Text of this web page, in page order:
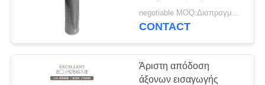
απορρόφησης
πετρελαίου
negotiable MOQ:Διαπραγματεύσιμο
CONTACT
Άριστη απόδοση
άξονων εισαγωγής